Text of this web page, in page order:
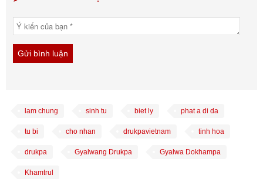
lam chung sinh tu biet ly phat a di da
tu bi cho nhan drukpavietnam tinh hoa
drukpa Gyalwang Drukpa Gyalwa Dokhampa
Khamtrul